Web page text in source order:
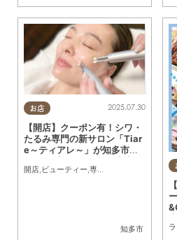
お店
知多市
2025.07.30
【開店】クーポン有！シワ・
たるみ専門の新サロン「Tiar
e～ティアレ～」が知多市に5
開店, ビューティー,専門店 ク